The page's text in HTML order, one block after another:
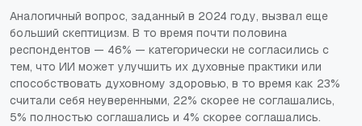
Аналогичный вопрос, заданный в 2024 году, вызвал еще
больший скептицизм. В то время почти половина
респондентов — 46% — категорически не согласились с
тем, что ИИ может улучшить их духовные практики или
способствовать духовному здоровью, в то время как 23%
считали себя неуверенными, 22% скорее не соглашались,
5% полностью соглашались и 4% скорее соглашались.